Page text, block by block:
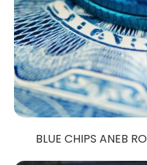
BLUE CHIPS ANEB